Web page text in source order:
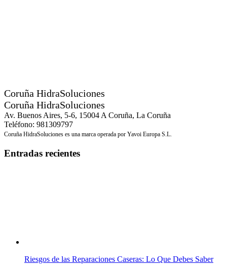
Coruña HidraSoluciones
Coruña HidraSoluciones
Av. Buenos Aires, 5-6, 15004 A Coruña, La Coruña
Teléfono: 981309797
Coruña HidraSoluciones es una marca operada por Yavoi Europa S.L.
Entradas recientes
Riesgos de las Reparaciones Caseras: Lo Que Debes Saber